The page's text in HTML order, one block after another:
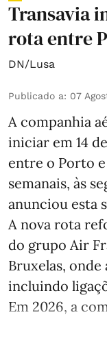
Transavia
rota entre
DN/Lusa
Publicado a: 07
A companhia
iniciar em 14
entre o Porto
semanais, às
anunciou esta
A nova rota
do grupo Air
Bruxelas, onde
incluindo
Em 2026, a